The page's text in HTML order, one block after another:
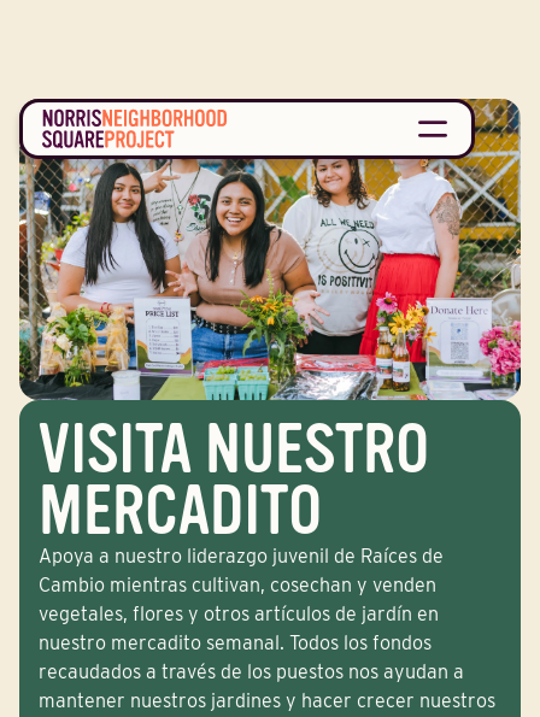
VISITA NUESTRO
MERCADITO
Apoya a nuestro liderazgo juvenil de Raíces de
Cambio mientras cultivan, cosechan y venden
vegetales, flores y otros artículos de jardín en
nuestro mercadito semanal. Todos los fondos
recaudados a través de los puestos nos ayudan a
mantener nuestros jardines y hacer crecer nuestros